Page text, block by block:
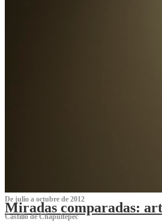
De julio a octubre de 2012
Miradas comparadas:
Castillo de Chapultepec